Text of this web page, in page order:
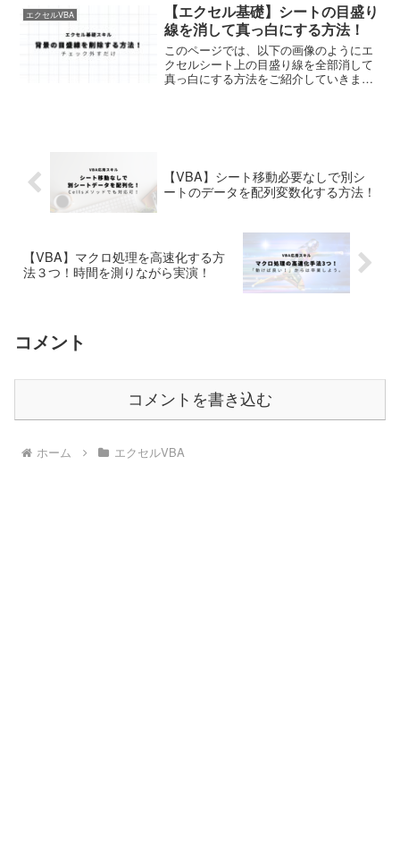
エクセルVBA
【エクセル基礎】シートの目盛り
線を消して真っ白にする方法！
このページでは、以下の画像のようにエ
クセルシート上の目盛り線を全部消して
真っ白にする方法をご紹介していきま
【VBA】シート移動必要なしで別シ
ートのデータを配列変数化する方法！
【VBA】マクロ処理を高速化する方
法３つ！時間を測りながら実演！
コメント
コメントを書き込む
ホーム エクセルVBA